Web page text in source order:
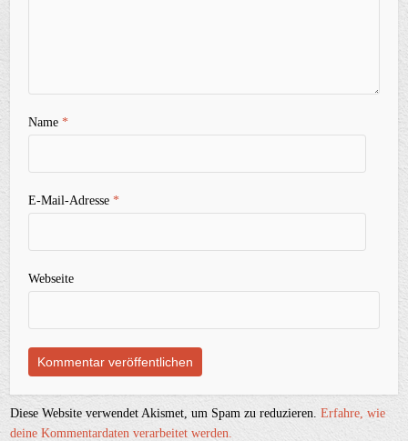
Name*
E-Mail-Adresse*
Webseite
Diese Website verwendet Akismet, um Spam zu reduzieren.Erfahre, wie
deine Kommentardaten verarbeitet werden.